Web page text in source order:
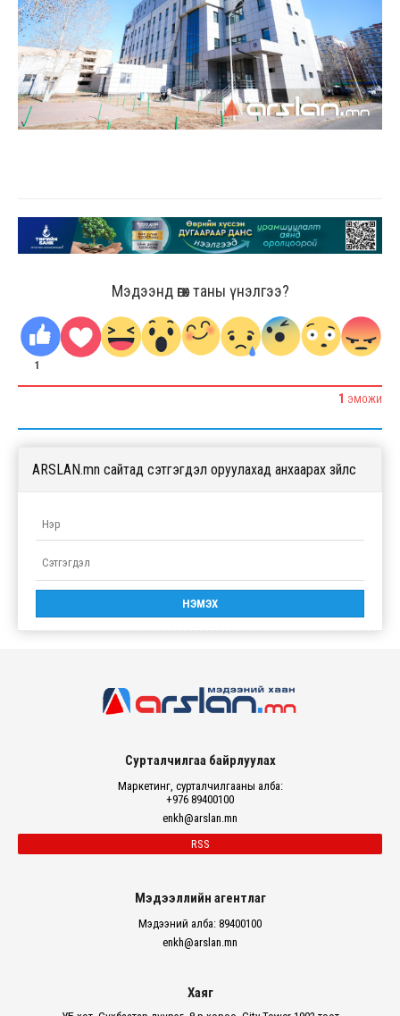
Мэдээнд өгөх таны үнэлгээ?
1
1 ЭМОЖИ
ARSLAN.mn сайтад сэтгэгдэл оруулахад анхаарах зүйлс
Сурталчилгаа байрлуулах
Маркетинг, сурталчилгааны алба:
+976 89400100
enkh@arslan.mn
RSS
Мэдээллийн агентлаг
Мэдээний алба: 89400100
enkh@arslan.mn
Хаяг